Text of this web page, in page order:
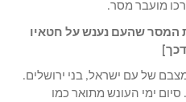
מועבר מסר.
המסר שהעם נענש על חטאיו
של עם ישראל, בני ירושלים.
ימי העונש מתואר כמו